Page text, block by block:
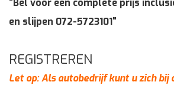
"Bel voor een complete prijs
en slijpen 072-5723101"
REGISTREREN
Let op: Als autobedrijf kunt u zich bij